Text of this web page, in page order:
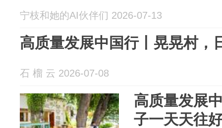
宁枝和她的AI伙伴们 2026-07-13
高质量发展中国行丨晃晃村，
石 榴 云 2026-07-08
高质量发展
子一天天往